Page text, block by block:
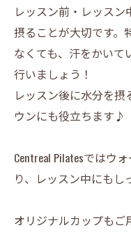
レッスン前・レッス
摂ることが大切です。
なくても、汗をかいて
行いましょう！
レッスン後に水分を
ウンにも役立ちます♪
Centreal Pilatesではウ
り、レッスン中にもし
オリジナルカップもご